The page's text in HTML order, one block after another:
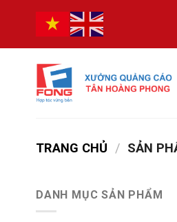
TRANG CHỦ / SẢN
DANH MỤC SẢN PHẨM